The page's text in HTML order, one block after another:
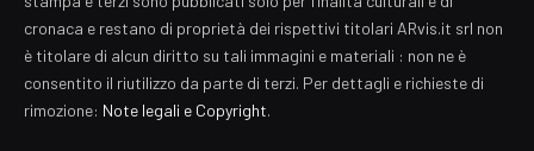
cronaca e restano di proprietà dei rispettivi titolari ARvis.it srl non
è titolare di alcun diritto su tali immagini e materiali : non ne è
consentito il riutilizzo da parte di terzi. Per dettagli e richieste di
rimozione: Note legali e Copyright.